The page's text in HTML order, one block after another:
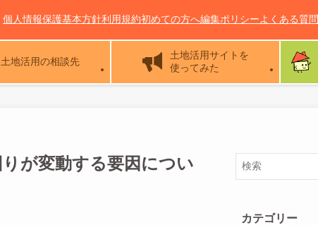
土地活用の相談先
土地活用サイトを
使ってみた
個人情報保護基本方針利用規約初めての方へ編集ポリシーよくある質問
が変動する要因につい
カテゴリー